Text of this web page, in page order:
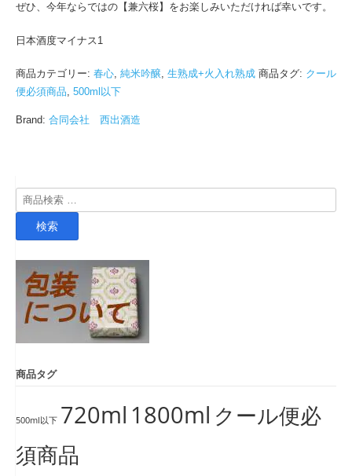
ぜひ、今年ならではの【兼六桜】をお楽しみいただければ幸いです。
日本酒度マイナス1
商品カテゴリー: 春心, 純米吟醸, 生熟成+火入れ熟成 商品タグ: クール
便必須商品, 500ml以下
Brand: 合同会社 西出酒造
検
索
検索
商品タグ
500ml以下 720ml 1800ml クール便必
須商品